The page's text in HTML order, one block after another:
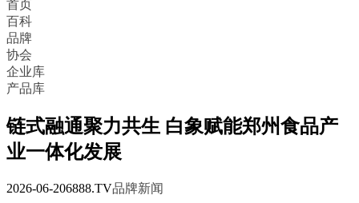
首页
百科
品牌
协会
企业库
产品库
链式融通聚力共生 白象赋能郑州食品产
业一体化发展
2026-06-206888.TV品牌新闻